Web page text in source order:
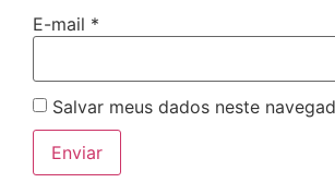
E-mail *
Salvar meus dados neste